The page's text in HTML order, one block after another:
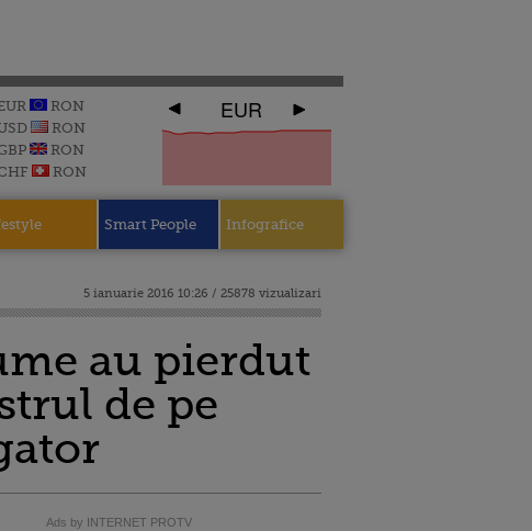
RON
RON
RON
RON
EUR
Smart People Infografice
5 ianuarie 2016 10:26 / 25878 vizualizari
au pierdut
de pe
Ads by INTERNET PROTV